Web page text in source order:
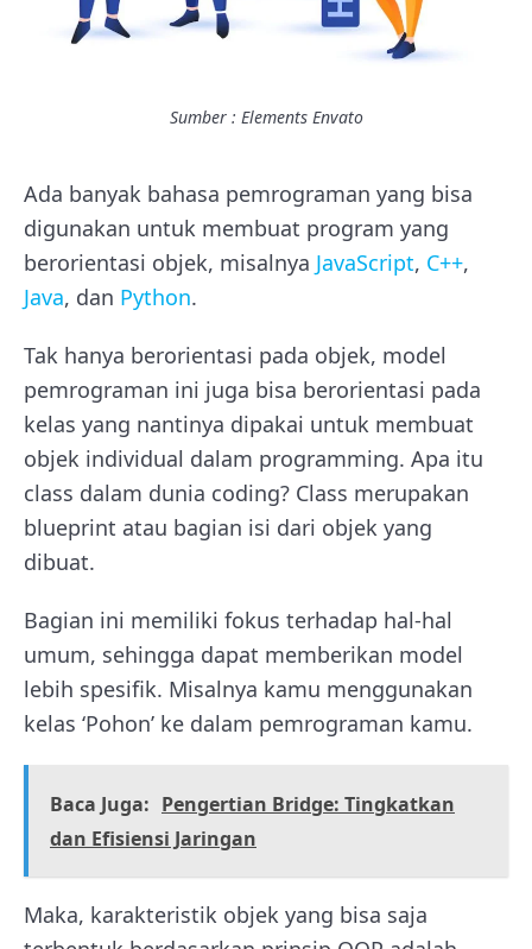
Sumber : Elements Envato
Ada banyak bahasa pemrograman yang bisa
digunakan untuk membuat program yang
berorientasi objek, misalnya JavaScript, C++,
Java, dan Python.
Tak hanya berorientasi pada objek, model
pemrograman ini juga bisa berorientasi pada
kelas yang nantinya dipakai untuk membuat
objek individual dalam programming. Apa itu
class dalam dunia coding? Class merupakan
blueprint atau bagian isi dari objek yang
dibuat.
Bagian ini memiliki fokus terhadap hal-hal
umum, sehingga dapat memberikan model
lebih spesifik. Misalnya kamu menggunakan
kelas ‘Pohon’ ke dalam pemrograman kamu.
Baca Juga: Pengertian Bridge: Tingkatkan
dan Efisiensi Jaringan
Maka, karakteristik objek yang bisa saja